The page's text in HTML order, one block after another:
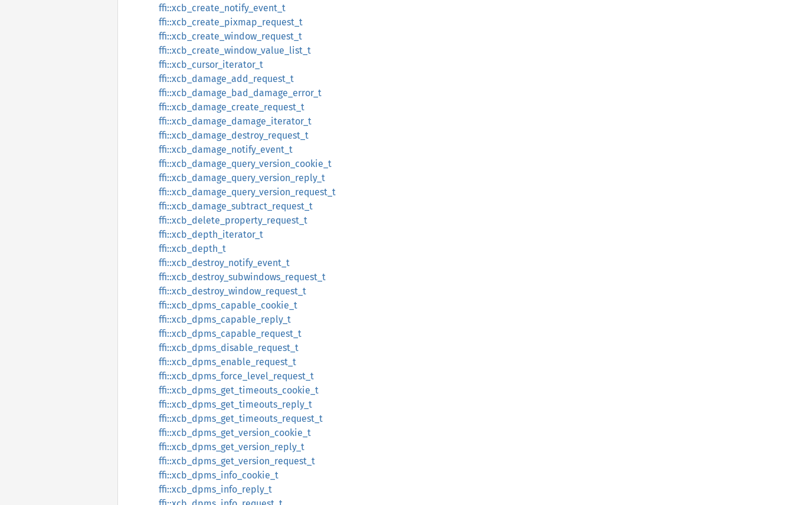
ffi::xcb_create_notify_event_t
ffi::xcb_create_pixmap_request_t
ffi::xcb_create_window_request_t
ffi::xcb_create_window_value_list_t
ffi::xcb_cursor_iterator_t
ffi::xcb_damage_add_request_t
ffi::xcb_damage_bad_damage_error_t
ffi::xcb_damage_create_request_t
ffi::xcb_damage_damage_iterator_t
ffi::xcb_damage_destroy_request_t
ffi::xcb_damage_notify_event_t
ffi::xcb_damage_query_version_cookie_t
ffi::xcb_damage_query_version_reply_t
ffi::xcb_damage_query_version_request_t
ffi::xcb_damage_subtract_request_t
ffi::xcb_delete_property_request_t
ffi::xcb_depth_iterator_t
ffi::xcb_depth_t
ffi::xcb_destroy_notify_event_t
ffi::xcb_destroy_subwindows_request_t
ffi::xcb_destroy_window_request_t
ffi::xcb_dpms_capable_cookie_t
ffi::xcb_dpms_capable_reply_t
ffi::xcb_dpms_capable_request_t
ffi::xcb_dpms_disable_request_t
ffi::xcb_dpms_enable_request_t
ffi::xcb_dpms_force_level_request_t
ffi::xcb_dpms_get_timeouts_cookie_t
ffi::xcb_dpms_get_timeouts_reply_t
ffi::xcb_dpms_get_timeouts_request_t
ffi::xcb_dpms_get_version_cookie_t
ffi::xcb_dpms_get_version_reply_t
ffi::xcb_dpms_get_version_request_t
ffi::xcb_dpms_info_cookie_t
ffi::xcb_dpms_info_reply_t